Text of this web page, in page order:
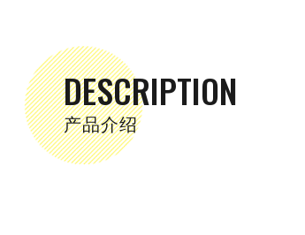
DESCRIPTION
产品介绍